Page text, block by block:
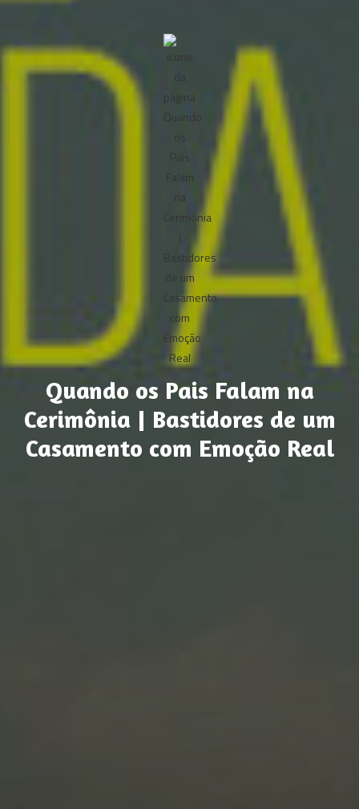
Quando os Pais Falam na
Cerimônia | Bastidores de um
Casamento com Emoção Real